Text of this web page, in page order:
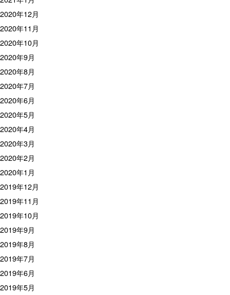
2020年12月
2020年11月
2020年10月
2020年9月
2020年8月
2020年7月
2020年6月
2020年5月
2020年4月
2020年3月
2020年2月
2020年1月
2019年12月
2019年11月
2019年10月
2019年9月
2019年8月
2019年7月
2019年6月
2019年5月